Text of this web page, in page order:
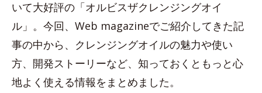
いて大好評の「オルビスザクレンジングオイ
ル」。今回、Web magazineでご紹介してきた記
事の中から、クレンジングオイルの魅力や使い
方、開発ストーリーなど、知っておくともっと心
地よく使える情報をまとめました。